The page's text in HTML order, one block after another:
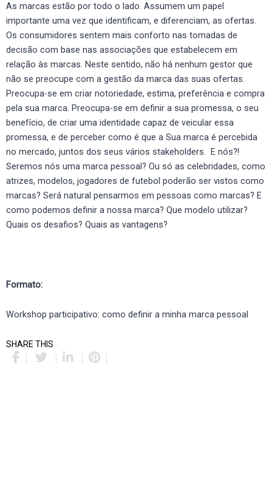
As marcas estão por todo o lado. Assumem um papel
importante uma vez que identificam, e diferenciam, as ofertas.
Os consumidores sentem mais conforto nas tomadas de
decisão com base nas associações que estabelecem em
relação às marcas. Neste sentido, não há nenhum gestor que
não se preocupe com a gestão da marca das suas ofertas.
Preocupa-se em criar notoriedade, estima, preferência e compra
pela sua marca. Preocupa-se em definir a sua promessa, o seu
benefício, de criar uma identidade capaz de veicular essa
promessa, e de perceber como é que a Sua marca é percebida
no mercado, juntos dos seus vários stakeholders. E nós?!
Seremos nós uma marca pessoal? Ou só as celebridades, como
atrizes, modelos, jogadores de futebol poderão ser vistos como
marcas? Será natural pensarmos em pessoas como marcas? E
como podemos definir a nossa marca? Que modelo utilizar?
Quais os desafios? Quais as vantagens?
Formato:
Workshop participativo: como definir a minha marca pessoal
SHARE THIS